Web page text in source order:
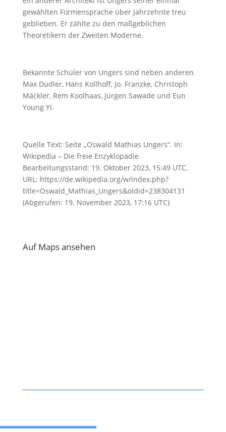
gewählten Formensprache über Jahrzehnte treu
geblieben. Er zählte zu den maßgeblichen
Theoretikern der Zweiten Moderne.
Bekannte Schüler von Ungers sind neben anderen
Max Dudler, Hans Kollhoff, Jo. Franzke, Christoph
Mäckler, Rem Koolhaas, Jürgen Sawade und Eun
Young Yi.
Quelle Text: Seite „Oswald Mathias Ungers“. In:
Wikipedia – Die freie Enzyklopädie.
Bearbeitungsstand: 19. Oktober 2023, 15:49 UTC.
URL: https://de.wikipedia.org/w/index.php?
title=Oswald_Mathias_Ungers&oldid=238304131
(Abgerufen: 19. November 2023, 17:16 UTC)
Auf Maps ansehen